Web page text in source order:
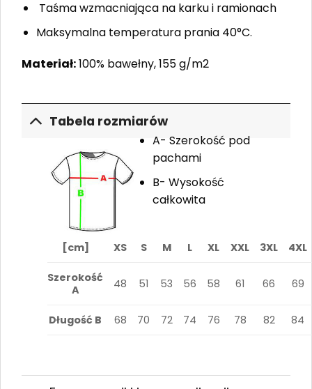
Taśma wzmacniająca na karku i ramionach
Maksymalna temperatura prania 40°C.
Materiał:100% bawełny, 155 g/m2
Tabela rozmiarów
A- Szerokość pod
pachami
B- Wysokość
całkowita
[cm] XS S M L XL XXL 3XL 4XL
Szerokość
A
48 51 53 56 58 61 66 69
Długość B 68 70 72 74 76 78 82 84